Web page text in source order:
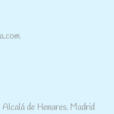
de Henares. Madrid